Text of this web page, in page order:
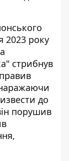
2023 року
стрибнув
до
порушив